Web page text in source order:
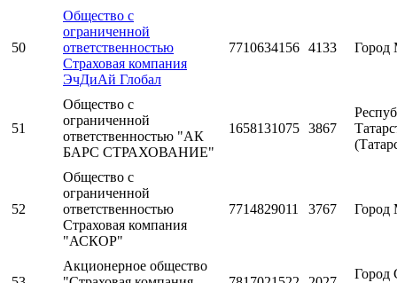
50
Общество с
ограниченной
ответственностью
Страховая компания
ЭчДиАй Глобал
7710634156 4133 Город
51
Общество с
ограниченной
ответственностью "АК
БАРС СТРАХОВАНИЕ"
1658131075 3867
52
Общество с
ограниченной
ответственностью
Страховая компания
"АСКОР"
7714829011 3767 Город
Акционерное общество
Город